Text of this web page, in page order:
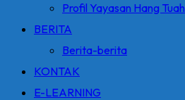
Profil Yayasan Hang Tuah
BERITA
Berita-berita
KONTAK
E-LEARNING